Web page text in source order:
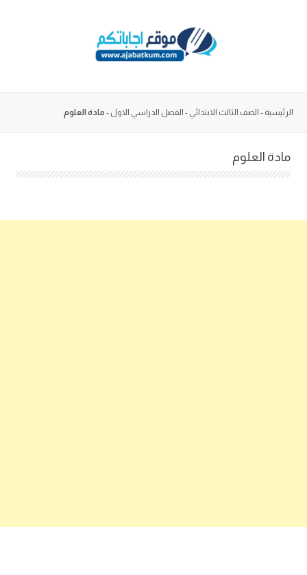
الرئيسية - الصف الثالث الابتدائي - الفصل الدراسي الاول - مادة العلوم
مادة العلوم